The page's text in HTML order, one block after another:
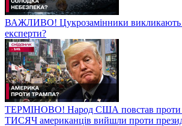
ВАЖЛИВО! Цукрозамінники викликають
експерти?
ТЕРМІНОВО! Народ США повстав
ТИСЯЧ американців вийшли проти